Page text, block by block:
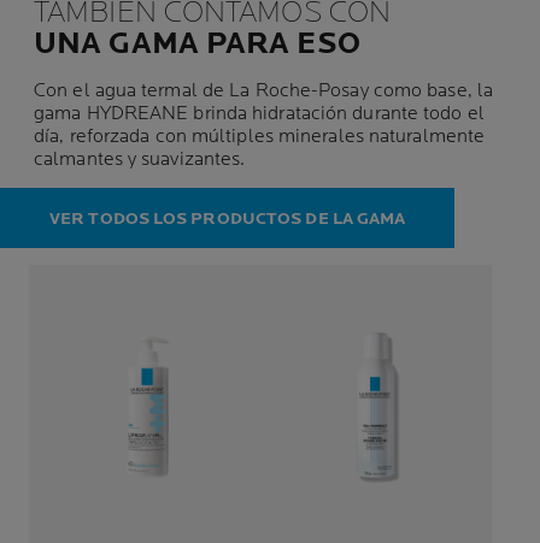
TAMBIÉN CONTAMOS CON
UNA GAMA PARA ESO
Con el agua termal de La Roche-Posay como base, la
gama HYDREANE brinda hidratación durante todo el
día, reforzada con múltiples minerales naturalmente
calmantes y suavizantes.
VER TODOS LOS PRODUCTOS DE LA GAMA